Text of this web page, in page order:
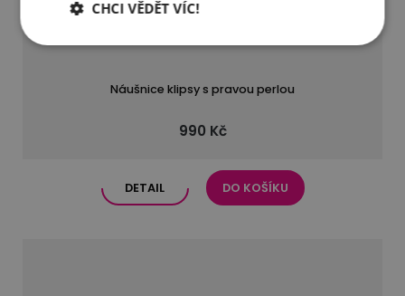
Náušnice klipsy s pravou perlou
990 Kč
DETAIL DO KOŠÍKU
CHCI VĚDĚT VÍC!